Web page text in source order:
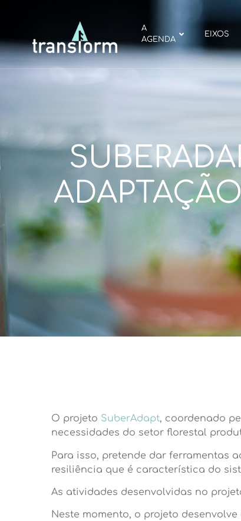
A
AGENDA
EIXOS
O projeto SuberAdapt, coordenado
necessidades do setor florestal
Para isso, pretende dar ferramentas
resiliência que é característica do
As atividades desenvolvidas no
Neste momento, o projeto